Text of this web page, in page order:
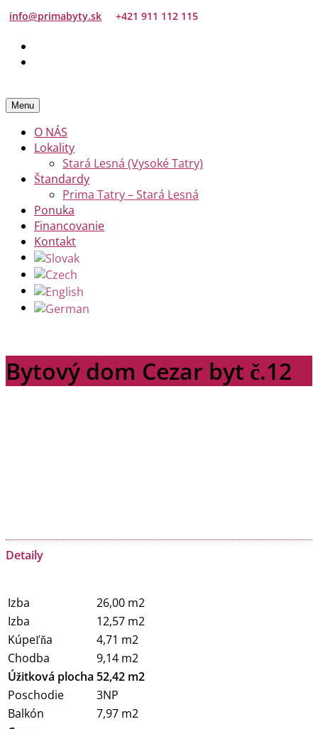
info@primabyty.sk +421 911 112 115
Menu
O NÁS
Lokality
Stará Lesná (Vysoké Tatry)
Štandardy
Prima Tatry – Stará Lesná
Ponuka
Financovanie
Kontakt
Bytový dom Cezar byt č.12
Detaily
Izba
26,00 m2
Izba
12,57 m2
Kúpeľňa
4,71 m2
Chodba
9,14 m2
Úžitková plocha 52,42 m2
Poschodie
3NP
Balkón
7,97 m2